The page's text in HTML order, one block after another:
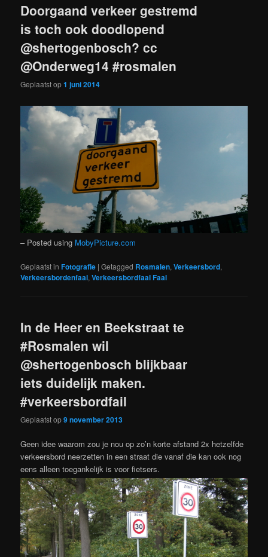
Doorgaand verkeer gestremd
is toch ook doodlopend
@shertogenbosch? cc
@Onderweg14 #rosmalen
Geplaatst op1 juni 2014
– Posted using MobyPicture.com
Geplaatst in Fotografie |Getagged Rosmalen,Verkeersbord,
Verkeersbordenfaal,Verkeersbordfaal Faal
In de Heer en Beekstraat te
#Rosmalen wil
@shertogenbosch blijkbaar
iets duidelijk maken.
#verkeersbordfail
Geplaatst op9 november 2013
Geen idee waarom zou je nou op zo’n korte afstand 2x hetzelfde
verkeersbord neerzetten in een straat die vanaf die kan ook nog
eens alleen toegankelijk is voor fietsers.